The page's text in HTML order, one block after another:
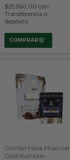
$25.560,00 con
Transferencia o
depósito
Combo Masa Muscular
Gold Nutrition